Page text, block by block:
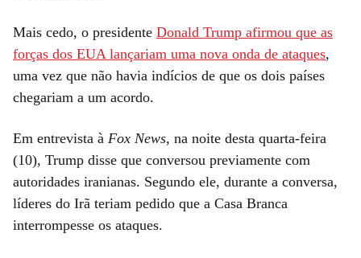
Mais cedo, o presidente Donald Trump afirmou que as
forças dos EUA lançariam uma nova onda de ataques,
uma vez que não havia indícios de que os dois países
chegariam a um acordo.
Em entrevista à Fox News, na noite desta quarta-feira
(10), Trump disse que conversou previamente com
autoridades iranianas. Segundo ele, durante a conversa,
líderes do Irã teriam pedido que a Casa Branca
interrompesse os ataques.